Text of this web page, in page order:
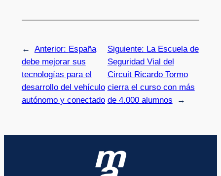
← Anterior: España
debe mejorar sus
tecnologías para el
desarrollo del vehículo
autónomo y conectado
Siguiente: La Escuela de
Seguridad Vial del
Circuit Ricardo Tormo
cierra el curso con más
de 4.000 alumnos
→